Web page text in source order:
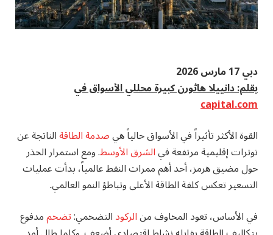
دبي 17 مارس 2026
بقلم: دانييلا هاثورن كبيرة محللي الأسواق في
capital.com
القوة الأكثر تأثيراً في الأسواق حالياً هيصدمة الطاقةالناتجة عن
توترات إقليمية مرتفعة فيالشرق الأوسط. ومع استمرار الحذر
حول مضيق هرمز، أحد أهم ممرات النفط عالمياً، بدأت عمليات
التسعير تعكس كلفة الطاقة الأعلى وتباطؤ النمو العالمي.
في الأساس، تعود المخاوف منالركودالتضخمي:تضخممدفوع